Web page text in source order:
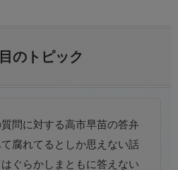
のトピック
問に対する高市早苗の答弁
腐れてるとしか思えない話
ぐらかしまともに答えない